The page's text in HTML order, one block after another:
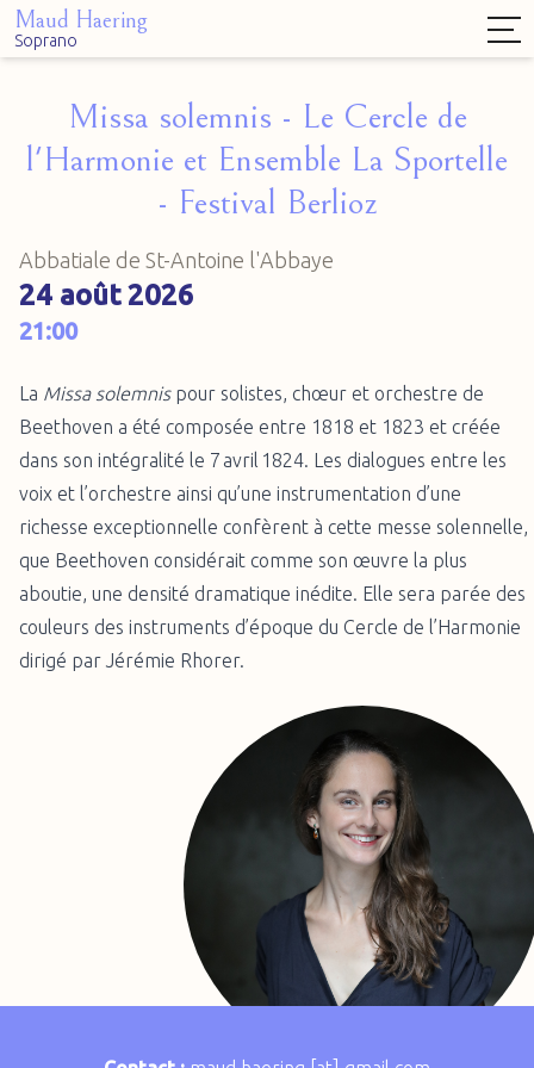
Maud Haering
Soprano
Missa solemnis - Le Cercle de
l'Harmonie et Ensemble La Sportelle
- Festival Berlioz
Abbatiale de St-Antoine l'Abbaye
24 août 2026
21:00
La Missa solemnispour solistes, chœur et orchestre de
Beethoven a été composée entre 1818 et 1823 et créée
dans son intégralité le 7 avril 1824. Les dialogues entre les
voix et l’orchestre ainsi qu’une instrumentation d’une
richesse exceptionnelle confèrent à cette messe solennelle,
que Beethoven considérait comme son œuvre la plus
aboutie, une densité dramatique inédite. Elle sera parée des
couleurs des instruments d’époque du Cercle de l’Harmonie
dirigé par Jérémie Rhorer.